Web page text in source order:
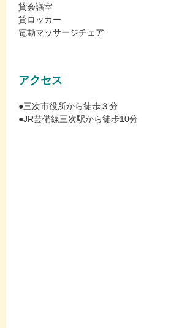
貸会議室
貸ロッカー
電動マッサージチェア
アクセス
●三次市役所から徒歩３分
●JR芸備線三次駅から徒歩10分